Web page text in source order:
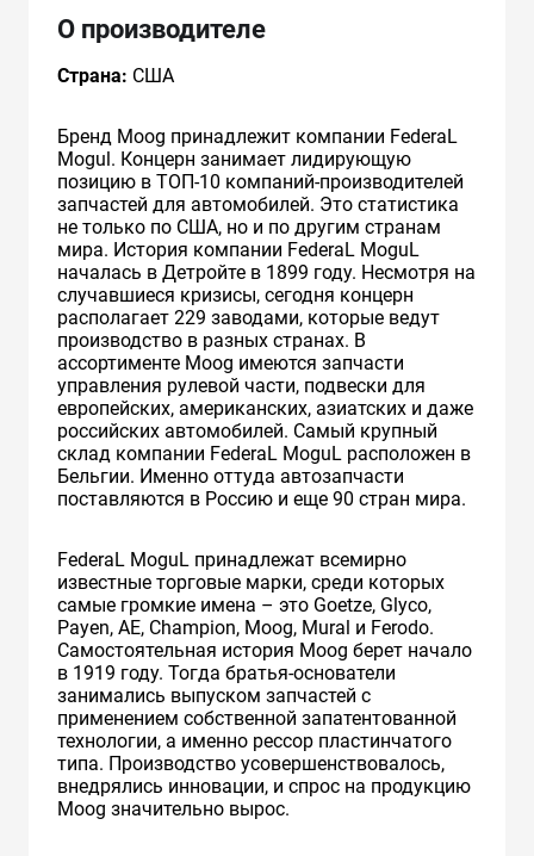
О производителе
Страна: США
Бренд Moog принадлежит компании FederaL
Mogul. Концерн занимает лидирующую
позицию в ТОП-10 компаний-производителей
запчастей для автомобилей. Это статистика
не только по США, но и по другим странам
мира. История компании FederaL MoguL
началась в Детройте в 1899 году. Несмотря на
случавшиеся кризисы, сегодня концерн
располагает 229 заводами, которые ведут
производство в разных странах. В
ассортименте Mооg имеются запчасти
управления рулевой части, подвески для
европейских, американских, азиатских и даже
российских автомобилей. Самый крупный
склад компании FederaL MoguL расположен в
Бельгии. Именно оттуда автозапчасти
поставляются в Россию и еще 90 стран мира.
FederaL MoguL принадлежат всемирно
известные торговые марки, среди которых
самые громкие имена – это Goetzе, Glycо,
Payеn, АЕ, Champiоn, Moog, Mural и Ferodо.
Самостоятельная история Moog берет начало
в 1919 году. Тогда братья-основатели
занимались выпуском запчастей с
применением собственной запатентованной
технологии, а именно рессор пластинчатого
типа. Производство усовершенствовалось,
внедрялись инновации, и спрос на продукцию
Moog значительно вырос.